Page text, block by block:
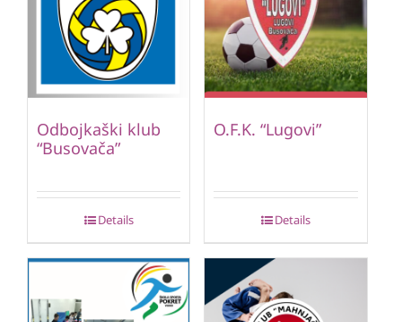
Odbojkaški klub
“Busovača”
Details
O.F.K. “Lugovi”
Details